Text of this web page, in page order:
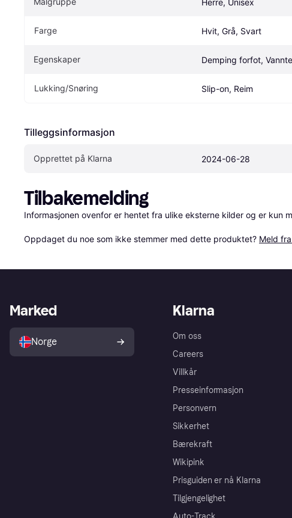
Farge Hvit, Grå, Svart
Egenskaper Demping forfot,
Lukking/Snøring Slip-on, Reim
Tilleggsinformasjon
Opprettet på Klarna 2024-06-28
Tilbakemelding
Informasjonen ovenfor er hentet fra ulike eksterne kilder og er kun
Oppdaget du noe som ikke stemmer med dette produktet? Meld
Klarna
Om oss
Careers
Villkår
Presseinformasjon
Personvern
Sikkerhet
Bærekraft
Wikipink
Prisguiden er nå Klarna
Tilgjengelighet
Marked
Norge